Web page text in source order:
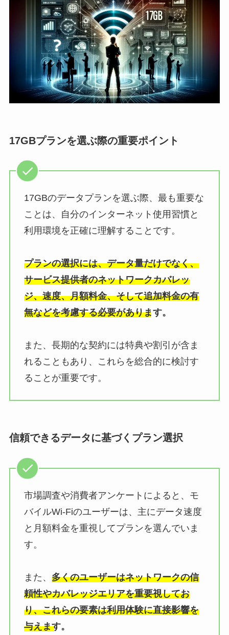
17GBプランを選ぶ際の重要ポイント
17GBのデータプランを選ぶ際、最も重要な
ことは、自分のインターネット使用習慣と
利用環境を正確に理解することです。
プランの選択には、データ量だけでなく、
サービス提供者のネットワークカバレッ
ジ、速度、月額料金、そして追加料金の有
無などを考慮する必要があります。
また、長期的な契約には特典や割引が含ま
れることもあり、これらを総合的に検討す
ることが重要です。
信頼できるデータに基づくプラン選択
市場調査や消費者アンケートによると、モ
バイルWi-Fiのユーザーは、主にデータ速度
と月額料金を重視してプランを選んでいま
す。
また、 多くのユーザーはネットワークの信
頼性やカバレッジエリアを重要視してお
り、これらの要素は利用体験に直接影響を
与えます。